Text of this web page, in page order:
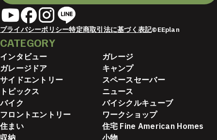
プライバシーポリシー特定商取引法に基づく表記©EEplan
CATEGORY
インタビュー
ガレージ
ガレージドア
キャンプ
サイドエントリー
スペースセーバー
トピックス
ニュース
バイク
バイシクルキューブ
フロントエントリー
ワークショップ
住まい
住宅 Fine American Homes
収納
小物